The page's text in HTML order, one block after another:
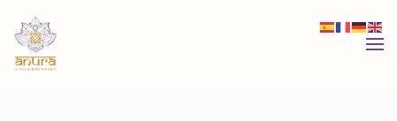
Skip to main content